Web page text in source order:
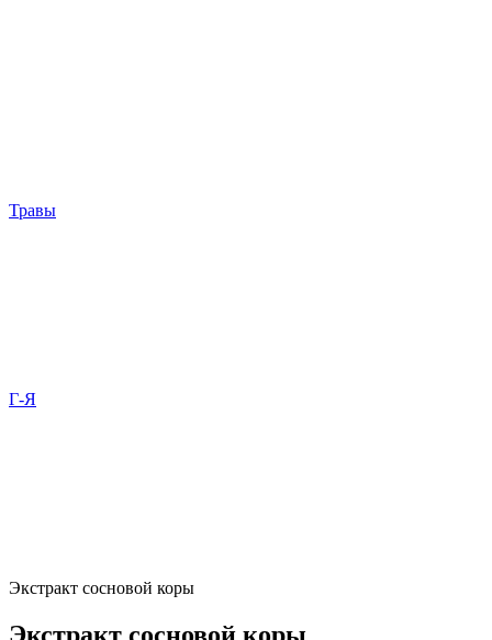
Травы
Г-Я
Экстракт сосновой коры